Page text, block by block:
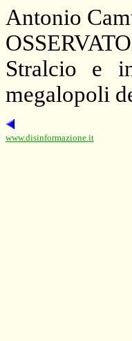
Antonio
Stralcio e
megalopoli
www.disinformazione.it